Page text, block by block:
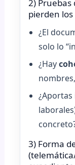
2) Pruebas
pierden los
¿El
solo lo
¿Hay
¿Aportas
3) Forma